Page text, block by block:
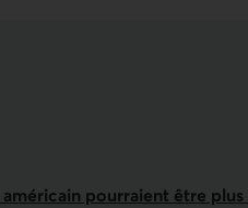
semaine du 18
pourraient être plus